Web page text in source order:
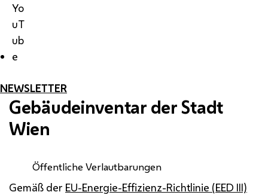
Yo
uT
ub
e
NEWSLETTER
Gebäudeinventar der Stadt
Wien
Öffentliche Verlautbarungen
Gemäß der EU-Energie-Effizienz-Richtlinie (EED III)